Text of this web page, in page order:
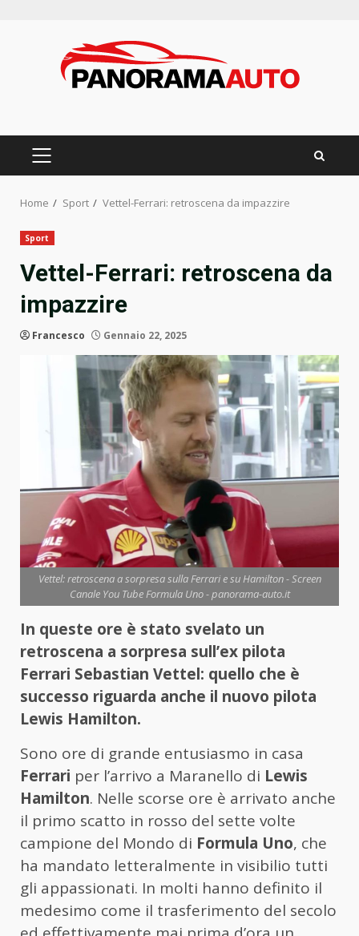
PRIMARY
Home Sport Vettel-Ferrari: retroscena da impazzire
Sport
Vettel-Ferrari: retroscena da
impazzire
Francesco Gennaio 22, 2025
Vettel: retroscena a sorpresa sulla Ferrari e su Hamilton - Screen
Canale You Tube Formula Uno - panorama-auto.it
In queste ore è stato svelato un
retroscena a sorpresa sull’ex pilota
Ferrari Sebastian Vettel: quello che è
successo riguarda anche il nuovo pilota
Lewis Hamilton.
Sono ore di grande entusiasmo in casa
Ferrari per l’arrivo a Maranello di Lewis
Hamilton. Nelle scorse ore è arrivato anche
il primo scatto in rosso del sette volte
campione del Mondo di Formula Uno, che
ha mandato letteralmente in visibilio tutti
gli appassionati. In molti hanno definito il
medesimo come il trasferimento del secolo